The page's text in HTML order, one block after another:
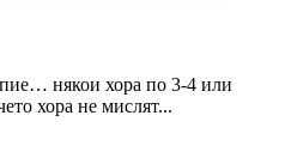
някои хора по 3-4 или
хора не мислят...